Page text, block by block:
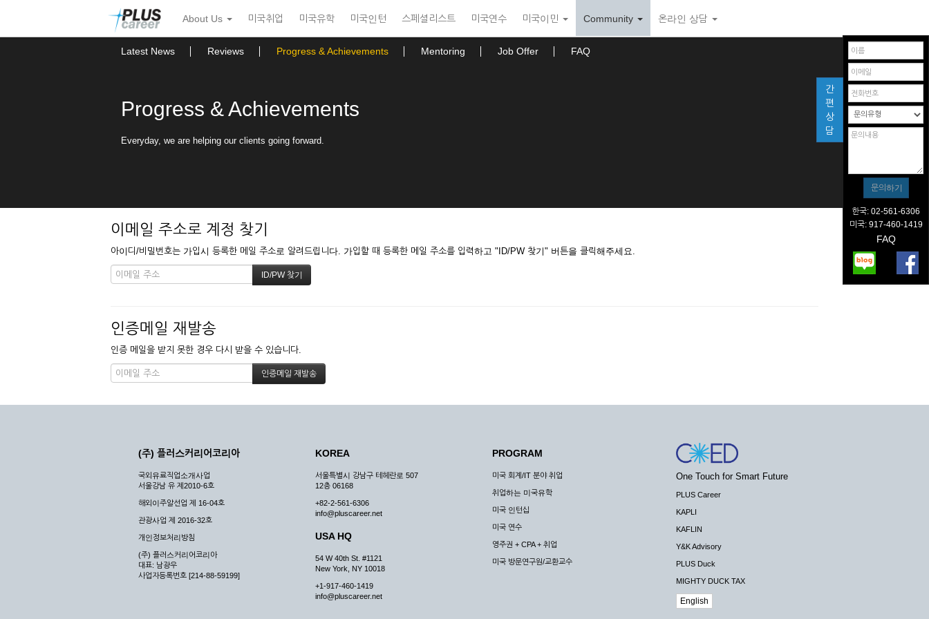
뉴
토
About Us 미국취업 미국유학 미국인턴 스페셜리스트 미국연수 미국이민 Community 온라인 상담
Latest News Reviews Progress & Achievements Mentoring Job Offer FAQ
Progress & Achievements
Everyday, we are helping our clients going forward.
이메일 주소로 계정 찾기
아이디/비밀번호는 가입시 등록한 메일 주소로 알려드립니다. 가입할 때 등록한 메일 주소를 입력하고 "ID/PW 찾기" 버튼을 클릭해주세요.
인증메일 재발송
인증 메일을 받지 못한 경우 다시 받을 수 있습니다.
간
편
상
담
한국: 02-561-6306
미국: 917-460-1419
FAQ
(주) 플러스커리어코리아
국외유료직업소개사업
서울강남 유 제2010-6호
해외이주알선업 제 16-04호
관광사업 제 2016-32호
개인정보처리방침
(주) 플러스커리어코리아
대표: 남광우
사업자등록번호 [214-88-59199]
KOREA
서울특별시 강남구 테헤란로 507
12층 06168
+82-2-561-6306
info@pluscareer.net
USA HQ
54 W 40th St. #1121
New York, NY 10018
+1-917-460-1419
info@pluscareer.net
PROGRAM
미국 회계/IT 분야 취업
취업하는 미국유학
미국 인턴십
미국 연수
영주권 + CPA + 취업
미국 방문연구원/교환교수
One Touch for Smart Future
PLUS Career
KAPLI
KAFLIN
Y&K Advisory
PLUS Duck
MIGHTY DUCK TAX
English